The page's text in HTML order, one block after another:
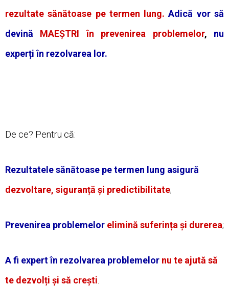
rezultate sănătoase pe termen lung.Adică vor să
devină MAEȘTRI în prevenirea problemelor, nu
experți în rezolvarea lor.
De ce? Pentru că:
Rezultatele sănătoase petermen lung asigură
dezvoltare, siguranță și predictibilitate;
Prevenirea problemelor elimină suferința și durerea;
A fi expert în rezolvarea problemelor nu te ajută să
te dezvolți și să crești